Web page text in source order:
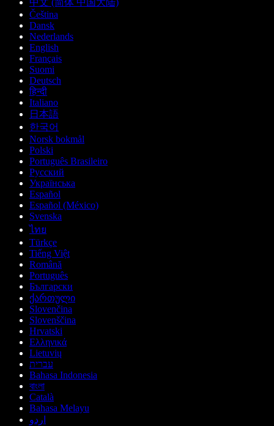
中文 (简体 中国大陆)
Čeština
Dansk
Nederlands
English
Français
Suomi
Deutsch
हिन्दी
Italiano
日本語
한국어
Norsk bokmål
Polski
Português Brasileiro
Русский
Українська
Español
Español (México)
Svenska
ไทย
Türkçe
Tiếng Việt
Română
Português
Български
ქართული
Slovenčina
Slovenščina
Hrvatski
Ελληνικά
Lietuvių
עברית
Bahasa Indonesia
বাংলা
Català
Bahasa Melayu
اردو